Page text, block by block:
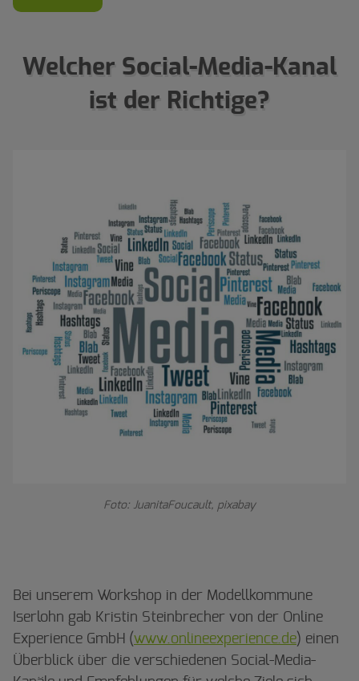
Welcher Social-Media-Kanal
ist der Richtige?
Foto: JuanitaFoucault, pixabay
Bei unserem Workshop in der Modellkommune
Iserlohn gab Kristin Steinbrecher von der Online
Experience GmbH (www.onlineexperience.de) einen
Überblick über die verschiedenen Social-Media-